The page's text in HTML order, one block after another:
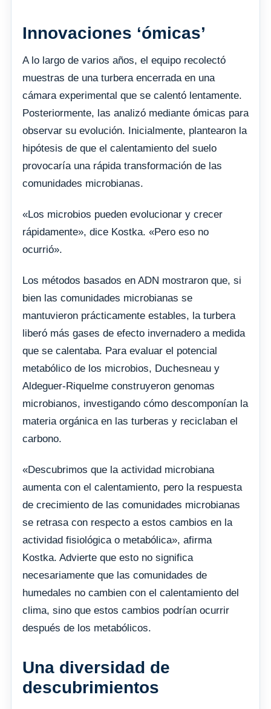
Innovaciones ‘ómicas’
A lo largo de varios años, el equipo recolectó
muestras de una turbera encerrada en una
cámara experimental que se calentó lentamente.
Posteriormente, las analizó mediante ómicas para
observar su evolución. Inicialmente, plantearon la
hipótesis de que el calentamiento del suelo
provocaría una rápida transformación de las
comunidades microbianas.
«Los microbios pueden evolucionar y crecer
rápidamente», dice Kostka. «Pero eso no
ocurrió».
Los métodos basados ​​en ADN mostraron que, si
bien las comunidades microbianas se
mantuvieron prácticamente estables, la turbera
liberó más gases de efecto invernadero a medida
que se calentaba. Para evaluar el potencial
metabólico de los microbios, Duchesneau y
Aldeguer-Riquelme construyeron genomas
microbianos, investigando cómo descomponían la
materia orgánica en las turberas y reciclaban el
carbono.
«Descubrimos que la actividad microbiana
aumenta con el calentamiento, pero la respuesta
de crecimiento de las comunidades microbianas
se retrasa con respecto a estos cambios en la
actividad fisiológica o metabólica», afirma
Kostka. Advierte que esto no significa
necesariamente que las comunidades de
humedales no cambien con el calentamiento del
clima, sino que estos cambios podrían ocurrir
después de los metabólicos.
Una diversidad de
descubrimientos